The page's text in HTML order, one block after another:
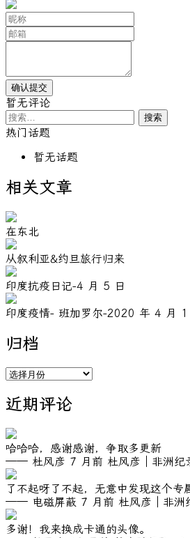
暂无评论
搜
索：
热门话题
暂无话题
相关文章
在东北
从叙利亚&约旦旅行归来
印度抗疫日记-4 月 5 日
印度疫情- 班加罗尔-2020 年 4 月 1
归档
归
近期评论
哈哈哈，感谢感谢，争取多更新
—— 杜风彦 7 月前 杜风彦｜非洲纪
了不起呀了不起，无意中发现这个专
—— 电磁屏蔽 7 月前 杜风彦｜非洲
多谢！我来换成卡通的头像。